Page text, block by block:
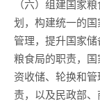
（六）组建国家
划，构建统一的
管理，提升国家
粮食局的职责，
资收储、轮换和
责，以及民政部